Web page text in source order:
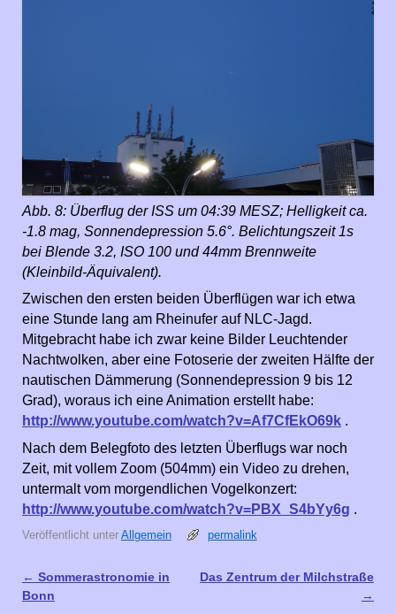
Abb. 8: Überflug der ISS um 04:39 MESZ; Helligkeit ca.
-1.8 mag, Sonnendepression 5.6°. Belichtungszeit 1s
bei Blende 3.2, ISO 100 und 44mm Brennweite
(Kleinbild-Äquivalent).
Zwischen den ersten beiden Überflügen war ich etwa
eine Stunde lang am Rheinufer auf NLC-Jagd.
Mitgebracht habe ich zwar keine Bilder Leuchtender
Nachtwolken, aber eine Fotoserie der zweiten Hälfte der
nautischen Dämmerung (Sonnendepression 9 bis 12
Grad), woraus ich eine Animation erstellt habe:
http://www.youtube.com/watch?v=Af7CfEkO69k .
Nach dem Belegfoto des letzten Überflugs war noch
Zeit, mit vollem Zoom (504mm) ein Video zu drehen,
untermalt vom morgendlichen Vogelkonzert:
http://www.youtube.com/watch?v=PBX_S4bYy6g .
Veröffentlicht unter Allgemein permalink
Artikelnavigation
← Sommerastronomie in
Bonn
Das Zentrum der Milchstraße
→